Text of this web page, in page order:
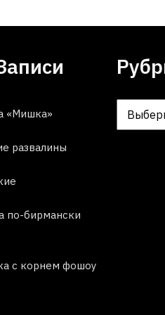
«Мишка»
развалины
по-бирмански
с корнем фошоу
Рубрики